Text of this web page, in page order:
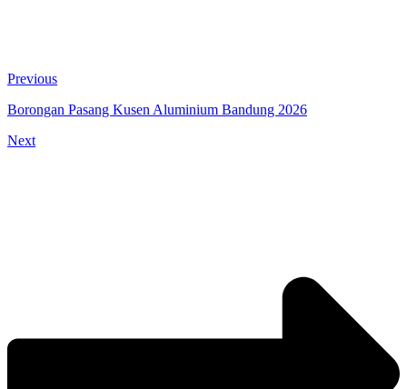
Previous
Borongan Pasang Kusen Aluminium Bandung 2026
Next